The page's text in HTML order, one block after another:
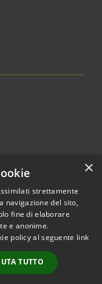
© 2026 • Comune di
San Rocco • Powered
Accesso
redazione
×
strettamente
navigazione del sito,
fine di elaborare
e anonime.
policy al seguente link
TUTTO